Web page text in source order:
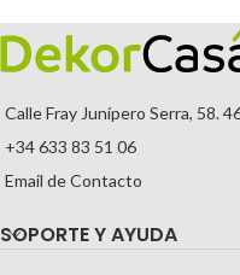
Calle Fray Junípero Serra, 58.
+34 633 83 51 06
Email de Contacto
SOPORTE Y AYUDA